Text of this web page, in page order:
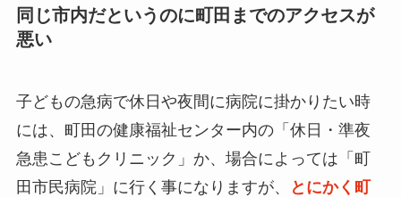
同じ市内だというのに町田までのアクセスが
悪い
子どもの急病で休日や夜間に病院に掛かりたい時
には、町田の健康福祉センター内の「休日・準夜
急患こどもクリニック」か、場合によっては「町
田市民病院」に行く事になりますが、
とにかく町